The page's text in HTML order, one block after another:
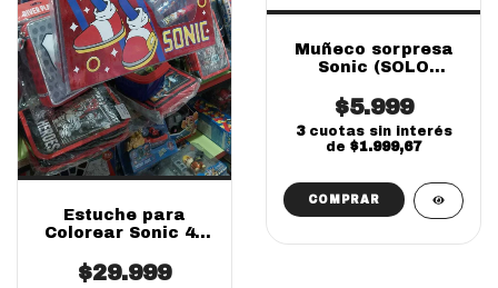
Estuche para
Colorear Sonic 40
Cresko Infantil
$29.999
Muñeco sorpresa
Sonic (SOLO
$5.999
3 cuotas sin interés
de $1.999,67